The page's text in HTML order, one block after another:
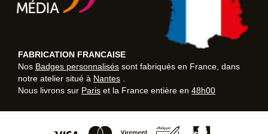
FABRICATION FRANCAISE
Nos Badges personnalisés sont fabriqués en France, dans
notre atelier situé à Nantes
Nous livrons sur Paris et la France entière en 48h00